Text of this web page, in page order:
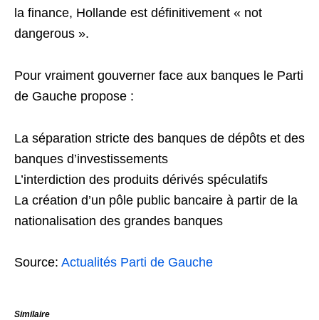
la finance, Hollande est définitivement « not
dangerous ».
Pour vraiment gouverner face aux banques le Parti
de Gauche propose :
La séparation stricte des banques de dépôts et des
banques d’investissements
L’interdiction des produits dérivés spéculatifs
La création d’un pôle public bancaire à partir de la
nationalisation des grandes banques
Source: Actualités Parti de Gauche
Similaire